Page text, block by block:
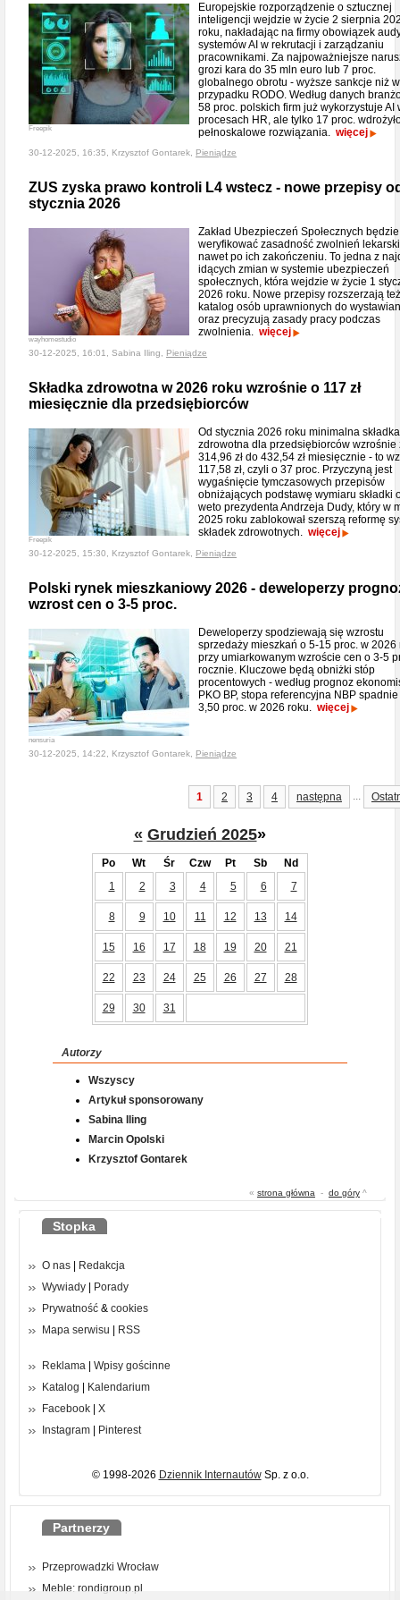
Freepik
Europejskie rozporządzenie o sztucznej
inteligencji wejdzie w życie 2 sierpnia
roku, nakładając na firmy obowiązek
systemów AI w rekrutacji i zarządzaniu
pracownikami. Za najpoważniejsze
grozi kara do 35 mln euro lub 7 proc.
globalnego obrotu - wyższe sankcje niż w
przypadku RODO. Według danych
58 proc. polskich firm już wykorzystuje AI
procesach HR, ale tylko 17 proc.
pełnoskalowe rozwiązania. więcej
30-12-2025, 16:35, Krzysztof Gontarek, Pieniądze
ZUS zyska prawo kontroli L4 wstecz - nowe przepisy
stycznia 2026
wayhomestudio
Zakład Ubezpieczeń Społecznych będzie
weryfikować zasadność zwolnień
nawet po ich zakończeniu. To jedna z
idących zmian w systemie ubezpieczeń
społecznych, która wejdzie w życie 1
2026 roku. Nowe przepisy rozszerzają też
katalog osób uprawnionych do
oraz precyzują zasady pracy podczas
zwolnienia. więcej
30-12-2025, 16:01, Sabina Iling, Pieniądze
Składka zdrowotna w 2026 roku wzrośnie o 117 zł
miesięcznie dla przedsiębiorców
Freepik
Od stycznia 2026 roku minimalna składka
zdrowotna dla przedsiębiorców wzrośnie
314,96 zł do 432,54 zł miesięcznie - to
117,58 zł, czyli o 37 proc. Przyczyną jest
wygaśnięcie tymczasowych przepisów
obniżających podstawę wymiaru składki
weto prezydenta Andrzeja Dudy, który w
2025 roku zablokował szerszą reformę
składek zdrowotnych. więcej
30-12-2025, 15:30, Krzysztof Gontarek, Pieniądze
Polski rynek mieszkaniowy 2026 - deweloperzy
wzrost cen o 3-5 proc.
nensuria
Deweloperzy spodziewają się wzrostu
sprzedaży mieszkań o 5-15 proc. w 2026
przy umiarkowanym wzroście cen o 3-5
rocznie. Kluczowe będą obniżki stóp
procentowych - według prognoz
PKO BP, stopa referencyjna NBP
3,50 proc. w 2026 roku. więcej
30-12-2025, 14:22, Krzysztof Gontarek, Pieniądze
1 2 3 4 następna ...
« Grudzień 2025»
Po Wt Śr Czw Pt Sb
Nd
1
2 3 4 5 6 7
8 9 10 11 12 13 14
15 16 17 18 19 20 21
22 23 24 25 26 27 28
29 30 31
Autorzy
Wszyscy
Artykuł sponsorowany
Sabina Iling
Marcin Opolski
Krzysztof Gontarek
« strona główna - do góry ^
Stopka
O nas | Redakcja
Wywiady | Porady
Prywatność & cookies
Mapa serwisu | RSS
Reklama | Wpisy gościnne
Katalog | Kalendarium
Facebook | X
Instagram | Pinterest
© 1998-2026 Dziennik InternautówSp. z o.o.
Partnerzy
Przeprowadzki Wrocław
Meble: rondigroup.pl